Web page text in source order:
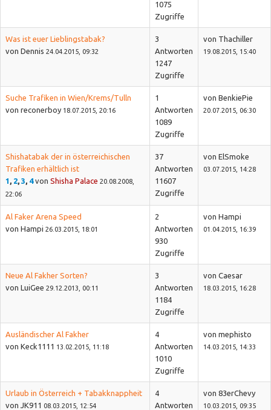
1075
Zugriffe
Was ist euer Lieblingstabak?
von Dennis 24.04.2015, 09:32
3
Antworten
1247
Zugriffe
von Thachiller
19.08.2015, 15:40
Suche Trafiken in Wien/Krems/Tulln
von reconerboy 18.07.2015, 20:16
1
Antworten
1089
Zugriffe
von BenkiePie
20.07.2015, 06:30
Shishatabak der in österreichischen
Trafiken erhältlich ist
1
2 3 4von Shisha Palace 20.08.2008,
22:06
37
Antworten
11607
Zugriffe
von ElSmoke
03.07.2015, 14:28
Al Faker Arena Speed
von Hampi 26.03.2015, 18:01
2
Antworten
930
Zugriffe
von Hampi
01.04.2015, 16:39
Neue Al Fakher Sorten?
von LuiGee 29.12.2013, 00:11
3
Antworten
1184
Zugriffe
von Caesar
18.03.2015, 16:28
Ausländischer Al Fakher
von Keck1111 13.02.2015, 11:18
4
Antworten
1010
Zugriffe
von mephisto
14.03.2015, 14:33
Urlaub in Österreich + Tabakknappheit
von JK911 08.03.2015, 12:54
4
Antworten
von 83erChevy
10.03.2015, 09:35